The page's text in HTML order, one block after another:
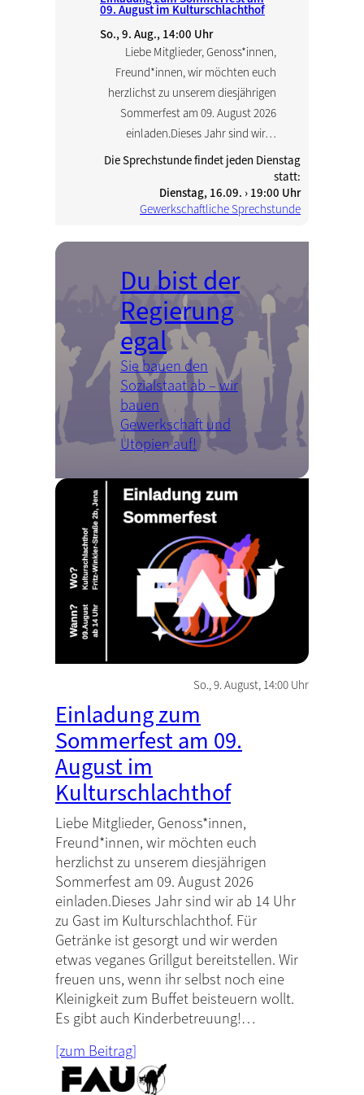
Du bist der
Regierung
egal
Sie bauen den
Sozialstaat ab – wir
bauen
Gewerkschaft und
Utopien auf!
So., 9. August, 14:00 Uhr
Einladung zum
Sommerfest am 09.
August im
Kulturschlachthof
Liebe Mitglieder, Genoss*innen,
Freund*innen, wir möchten euch
herzlichst zu unserem diesjährigen
Sommerfest am 09. August 2026
einladen.Dieses Jahr sind wir ab 14 Uhr
zu Gast im Kulturschlachthof. Für
Getränke ist gesorgt und wir werden
etwas veganes Grillgut bereitstellen. Wir
freuen uns, wenn ihr selbst noch eine
Kleinigkeit zum Buffet beisteuern wollt.
Es gibt auch Kinderbetreuung!…
[zum Beitrag]
09. August im Kulturschlachthof
So., 9. Aug., 14:00 Uhr
Liebe Mitglieder, Genoss*innen,
Freund*innen, wir möchten euch
herzlichst zu unserem diesjährigen
Sommerfest am 09. August 2026
einladen.Dieses Jahr sind wir…
Die Sprechstunde findet jeden Dienstag
statt:
Dienstag, 16.09. › 19:00 Uhr
Gewerkschaftliche Sprechstunde